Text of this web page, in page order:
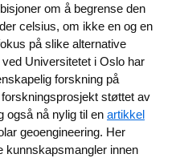
om å begrense den
celsius, om ikke en og en
på slike alternative
Universitetet i Oslo har
forskning på
støttet av
også nå nylig til en artikkel
geoengineering. Her
kunnskapsmangler innen